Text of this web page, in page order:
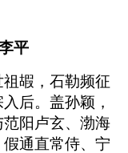
平
嘏，石勒频征
后。盖孙颖，
阳卢玄、渤海
通直常侍、宁